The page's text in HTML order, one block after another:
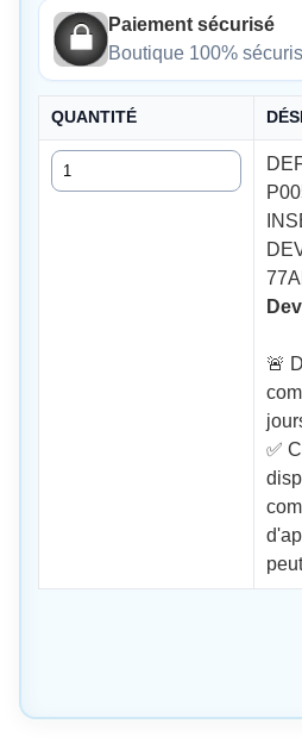
Paiement sécurisé
Boutique 100%
QUANTITÉ
Quantité
🚨
✅